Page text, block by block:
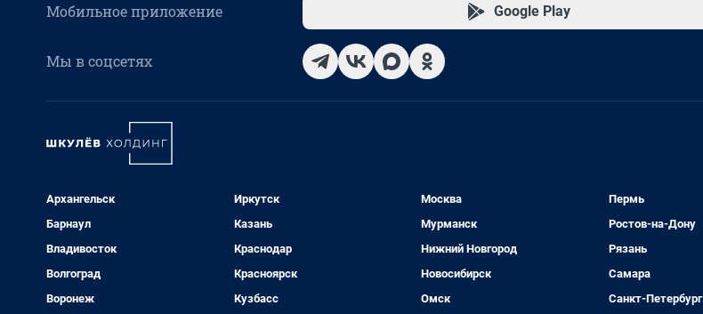
Мобильное приложение Google Play
Мы в соцсетях
Архангельск
Барнаул
Владивосток
Волгоград
Воронеж
Иркутск
Казань
Краснодар
Красноярск
Кузбасс
Москва
Мурманск
Нижний Новгород
Новосибирск
Омск
Пермь
Ростов-на-Дону
Рязань
Самара
Санкт-Петербург